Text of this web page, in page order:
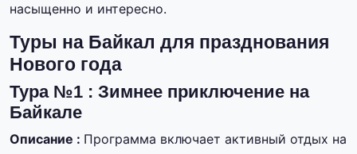
насыщенно и интересно.
Туры на Байкал для празднования
Нового года
Тура №1 : Зимнее приключение на
Байкале
Описание : Программа включает активный отдых на